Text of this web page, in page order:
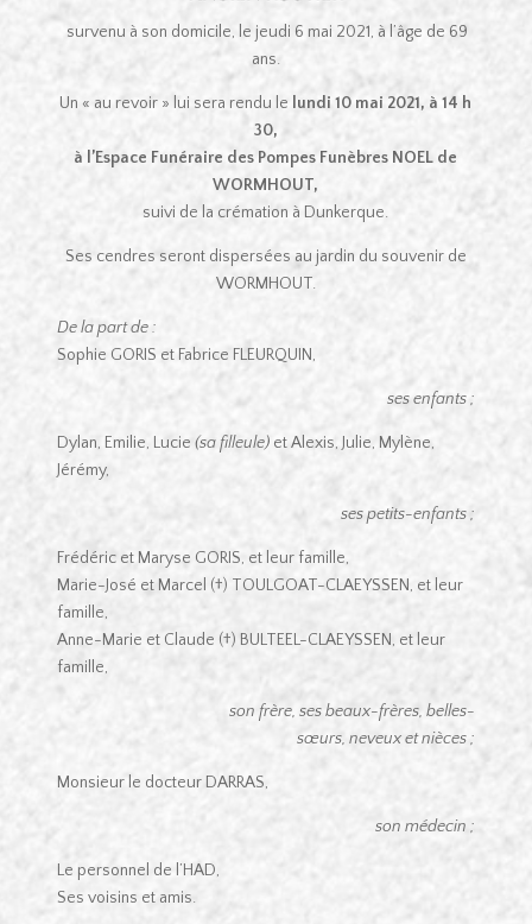
survenu à son domicile, le jeudi 6 mai 2021, à l’âge de 69
ans.
Un « au revoir » lui sera rendu le lundi 10 mai 2021, à 14 h
30,
à l’Espace Funéraire des Pompes Funèbres NOEL de
WORMHOUT,
suivi de la crémation à Dunkerque.
Ses cendres seront dispersées au jardin du souvenir de
WORMHOUT.
De la part de :
Sophie GORIS et Fabrice FLEURQUIN,
ses enfants ;
Dylan, Emilie, Lucie(sa filleule) et Alexis, Julie, Mylène,
Jérémy,
ses petits-enfants ;
Frédéric et Maryse GORIS, et leur famille,
Marie-José et Marcel (†) TOULGOAT-CLAEYSSEN, et leur
famille,
Anne-Marie et Claude (†) BULTEEL-CLAEYSSEN, et leur
famille,
son frère, ses beaux-frères, belles-
sœurs, neveux et nièces ;
Monsieur le docteur DARRAS,
son médecin ;
Le personnel de l’HAD,
Ses voisins et amis.